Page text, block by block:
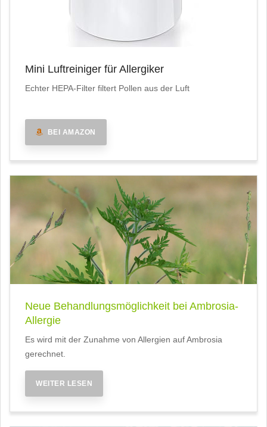
Mini Luftreiniger für Allergiker
Echter HEPA-Filter filtert Pollen aus der Luft
BEI AMAZON
Neue Behandlungsmöglichkeit bei Ambrosia-
Allergie
Es wird mit der Zunahme von Allergien auf Ambrosia
gerechnet.
WEITER LESEN